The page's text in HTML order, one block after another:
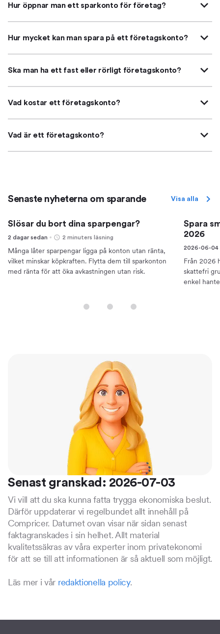
Hur öppnar man ett sparkonto för företag?
Hur mycket kan man spara på ett företagskonto?
Ska man ha ett fast eller rörligt företagskonto?
Vad kostar ett företagskonto?
Vad är ett företagskonto?
Senaste nyheterna om sparande Visa alla
Slösar du bort dina sparpengar?
2 dagar sedan 2 minuters läsning
Många låter sparpengar ligga på konton utan ränta,
vilket minskar köpkraften. Flytta dem till sparkonton
med ränta för att öka avkastningen utan risk.
Spara
2026
2026-06-04
Från 2026
skattefri
enkel
Senast granskad: 2026-07-03
Vi vill att du ska kunna fatta trygga ekonomiska beslut.
Därför uppdaterar vi regelbundet allt innehåll på
Compricer. Datumet ovan visar när sidan senast
faktagranskades i sin helhet. Allt material
kvalitetssäkras av våra experter inom privatekonomi
för att se till att informationen är så aktuell som möjligt.
Läs mer i vår redaktionella policy.